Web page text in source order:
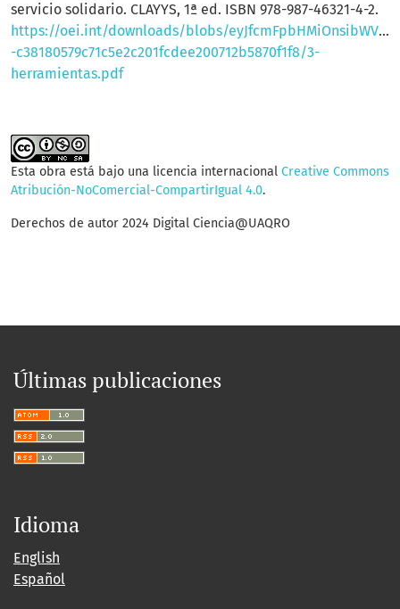
servicio solidario. CLAYYS, 1ª ed. ISBN 978-987-46321-4-2.
https://oei.int/downloads/blobs/
-c38180579c71c5e2c201fcdee200712b5870f1f8/3-
herramientas.pdf
Esta obra está bajo una licencia internacional Creative Commons
Atribución-NoComercial-CompartirIgual 4.0.
Derechos de autor 2024 Digital Ciencia@UAQRO
Últimas publicaciones
Idioma
English
Español